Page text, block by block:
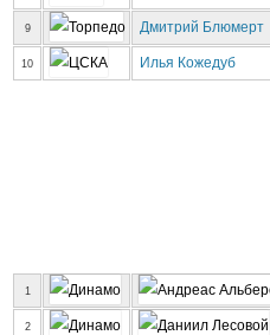
9 Дмитрий Блюмерт
10 Илья Кожедуб
1
2